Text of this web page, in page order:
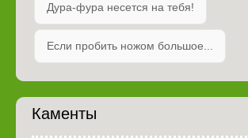
Дура-фура несется на тебя!
Если пробить ножом большое...
Каменты